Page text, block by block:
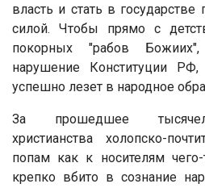
власть и стать в
силой. Чтобы прямо с
покорных "рабов
нарушение Конституции
успешно лезет в народное
За прошедшее
христианства холопско-
попам как к носителям
крепко вбито в сознание